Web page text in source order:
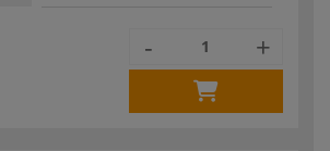
- +